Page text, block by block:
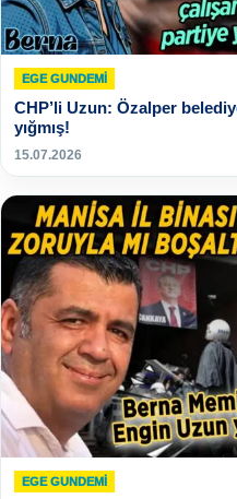
EGE GUNDEMİ
CHP’li Uzun: Özalper
yığmış!
15.07.2026
EGE GUNDEMİ